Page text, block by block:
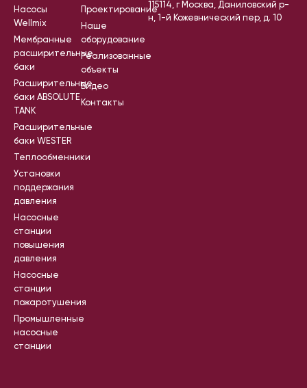
Насосы
Wellmix
Мембранные
расширительные
баки
Расширительные
баки ABSOLUTE
TANK
Расширительные
баки WESTER
Теплообменники
Установки
поддержания
давления
Насосные
станции
повышения
давления
Насосные
станции
пожаротушения
Промышленные
насосные
станции
Проектирование
Наше
оборудование
Реализованные
объекты
Видео
Контакты
115114, г Москва, Даниловский р-
н, 1-й Кожевнический пер, д. 10